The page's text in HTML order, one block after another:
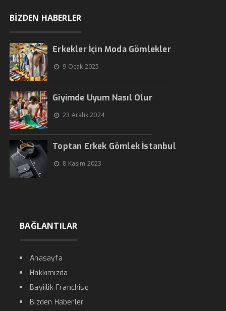
BİZDEN HABERLER
Erkekler İçin Moda Gömlekler
9 Ocak 2025
Giyimde Uyum Nasıl Olur
23 Aralık 2024
Toptan Erkek Gömlek İstanbul
8 Kasım 2023
BAĞLANTILAR
Anasayfa
Hakkımızda
Bayiilik Franchise
Bizden Haberler